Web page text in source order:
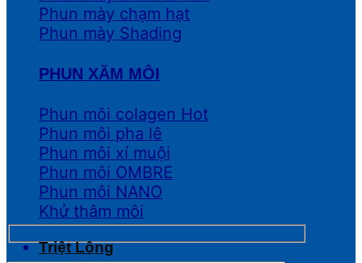
Phun mày chạm hạt
Phun mày Shading
PHUN XĂM MÔI
Phun môi colagen
Phun môi pha lê
Phun môi xí muội
Phun môi OMBRE
Phun môi NANO
Khử thâm môi
Triệt Lông